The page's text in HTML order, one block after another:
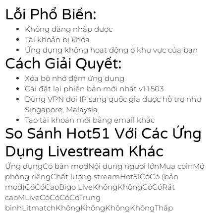
Lỗi Phổ Biến:
Không đăng nhập được
Tài khoản bị khóa
Ứng dụng không hoạt động ở khu vực của bạn
Cách Giải Quyết:
Xóa bộ nhớ đệm ứng dụng
Cài đặt lại phiên bản mới nhất v1.1.503
Dùng VPN đổi IP sang quốc gia được hỗ trợ như
Singapore, Malaysia
Tạo tài khoản mới bằng email khác
So Sánh Hot51 Với Các Ứng
Dụng Livestream Khác
Ứng dụngCó bản modNội dung người lớnMua coinMở
phòng riêngChất lượng streamHot51CóCó (bản
mod)CóCóCaoBigo LiveKhôngKhôngCóCóRất
caoMLiveCóCóCóCóTrung
bìnhLitmatchKhôngKhôngKhôngKhôngThấp